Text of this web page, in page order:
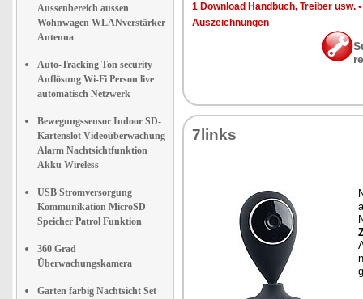
Aussenbereich aussen
Wohnwagen WLANverstärker
Antenna
Auto-Tracking Ton security
Auflösung Wi-Fi Person live
automatisch Netzwerk
Bewegungssensor Indoor SD-
Kartenslot Videoüberwachung
Alarm Nachtsichtfunktion
Akku Wireless
USB Stromversorgung
Kommunikation MicroSD
Speicher Patrol Funktion
360 Grad
Überwachungskamera
Garten farbig Nachtsicht Set
1 Down­load Hand­buch, Trei­ber usw. •
Aus­zeich­nun­gen
7links